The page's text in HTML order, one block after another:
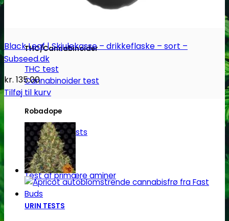
THC/Cannabinoider
THC test
Cannabinoider test
Robadope
Robadope tests
Simons tests
Test af primære aminer
URIN TESTS
Black Leaf | Skjulekasse – drikkeflaske – sort –
Subseed.dk
kr. 135.00
Tilføj til kurv